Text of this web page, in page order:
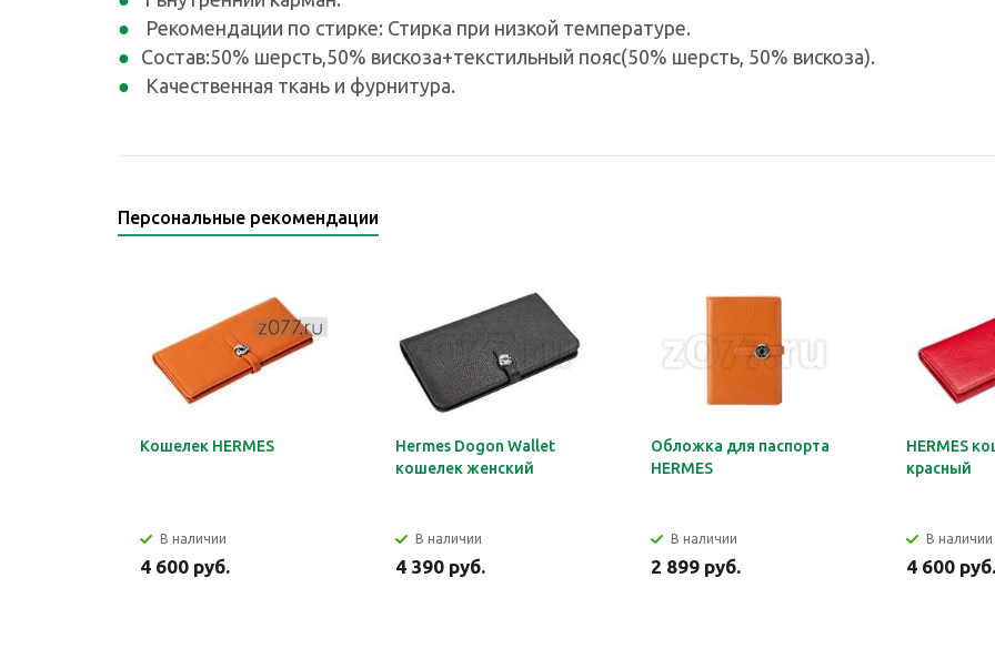
Рекомендации по стирке: Стирка при низкой температуре.
Состав:50% шерсть,50% вискоза+текстильный пояс(50% шерсть, 50% вискоза).
Качественная ткань и фурнитура.
Персональные рекомендации
Кошелек HERMES
В наличии
4 600 руб.
Hermes Dogon Wallet
кошелек женский
В наличии
4 390 руб.
Обложка для паспорта
HERMES
В наличии
2 899 руб.
HERMES
красный
В наличии
4 600 руб.